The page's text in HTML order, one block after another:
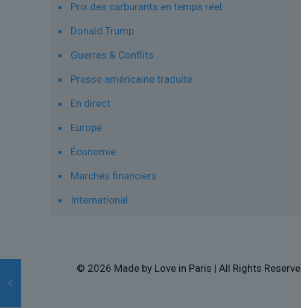
Prix des carburants en temps réel
Donald Trump
Guerres & Conflits
Presse américaine traduite
En direct
Europe
Économie
Marchés financiers
International
© 2026 Made by Love in Paris | All Rights